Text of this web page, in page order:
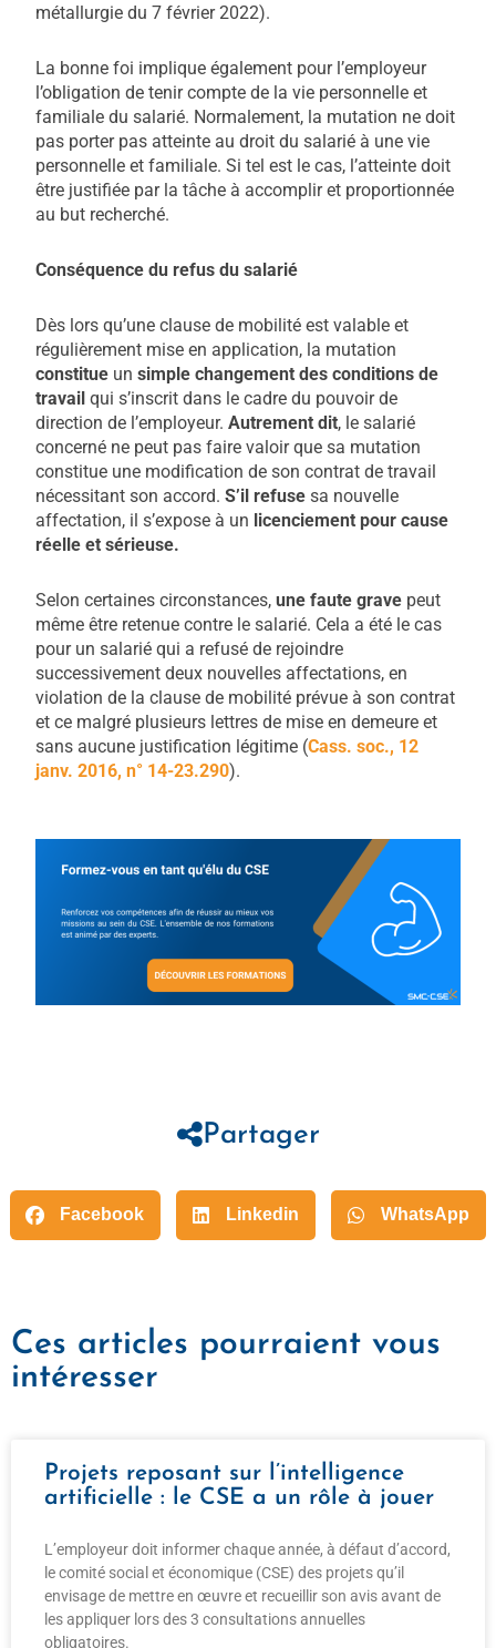
métallurgie du 7 février 2022).
La bonne foi implique également pour l’employeur
l’obligation de tenir compte de la vie personnelle et
familiale du salarié. Normalement, la mutation ne doit
pas porter pas atteinte au droit du salarié à une vie
personnelle et familiale. Si tel est le cas, l’atteinte doit
être justifiée par la tâche à accomplir et proportionnée
au but recherché.
Conséquence du refus du salarié
Dès lors qu’une clause de mobilité est valable et
régulièrement mise en application, la mutation
constitue unsimple changement des conditions de
travail qui s’inscrit dans le cadre du pouvoir de
direction de l’employeur.Autrement dit, le salarié
concerné ne peut pas faire valoir que sa mutation
constitue une modification de son contrat de travail
nécessitant son accord.S’il refuse sa nouvelle
affectation, il s’expose à un licenciement pour cause
réelle et sérieuse.
Selon certaines circonstances,une faute grave peut
même être retenue contre le salarié. Cela a été le cas
pour un salarié qui a refusé de rejoindre
successivement deux nouvelles affectations, en
violation de la clause de mobilité prévue à son contrat
et ce malgré plusieurs lettres de mise en demeure et
sans aucune justification légitime (Cass. soc., 12
janv. 2016, n° 14-23.290).
Partager
Facebook Linkedin WhatsApp
Ces articles pourraient vous
intéresser
Projets reposant sur l’intelligence
artificielle : le CSE a un rôle à jouer
L’employeur doit informer chaque année, à défaut d’accord,
le comité social et économique (CSE) des projets qu’il
envisage de mettre en œuvre et recueillir son avis avant de
les appliquer lors des 3 consultations annuelles
obligatoires.